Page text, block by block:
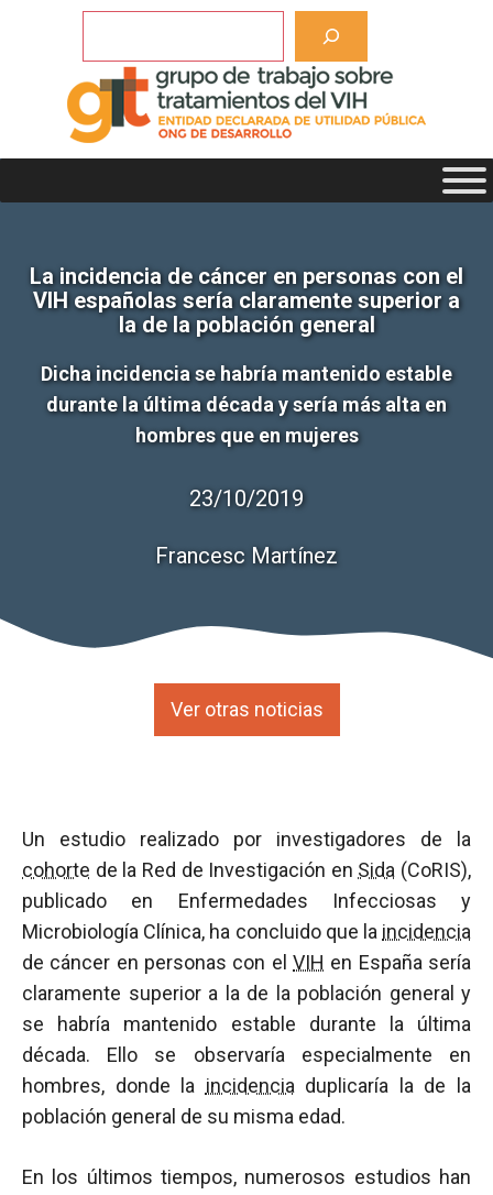
La incidencia de cáncer en personas con el
VIH españolas sería claramente superior a
la de la población general
Dicha incidencia se habría mantenido estable
durante la última década y sería más alta en
hombres que en mujeres
23/10/2019
Francesc Martínez
Ver otras noticias
Un estudio realizado por investigadores de la
cohorte de la Red de Investigación en Sida (CoRIS),
publicado en Enfermedades Infecciosas y
Microbiología Clínica, ha concluido que la incidencia
de cáncer en personas con el VIH en España sería
claramente superior a la de la población general y
se habría mantenido estable durante la última
década. Ello se observaría especialmente en
hombres, donde la incidencia duplicaría la de la
población general de su misma edad.
En los últimos tiempos, numerosos estudios han